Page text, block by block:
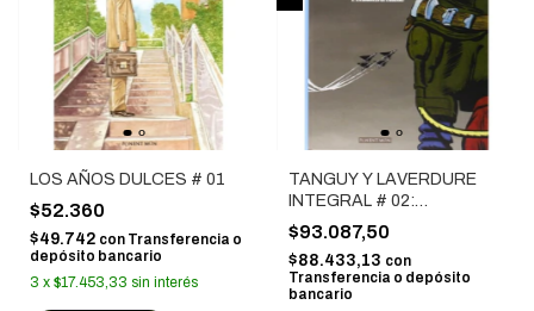
LOS AÑOS DULCES # 01
$52.360
$49.742 con Transferencia o
depósito bancario
3 x $17.453,33 sin interés
TANGUY Y LAVERDURE
INTEGRAL # 02:
ESCUADRILLA DE
CIGÜEÑAS
$93.087,50
$88.433,13 con
Transferencia o depósito
bancario